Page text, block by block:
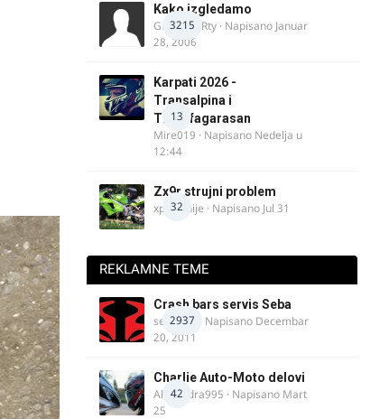
3215
Kako izgledamo
Guest diRRty · Napisano Januar
28, 2006
13
Karpati 2026 -
Transalpina i
Transfagarasan
Mire019 · Napisano Nedelja u
12:44
32
Zx9r strujni problem
xpetronije · Napisano Jul 31
REKLAMNE TEME
2937
Crash bars servis Seba
seba011 · Napisano Decembar
20, 2011
42
Charlie Auto-Moto delovi
Alexandra995 · Napisano Mart
25